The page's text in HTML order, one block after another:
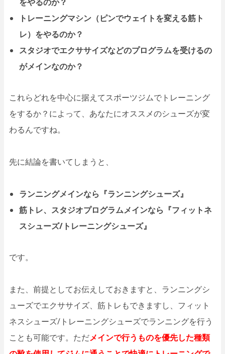
トレーニングマシン（ピンでウェイトを変える筋ト
レ）をやるのか？
スタジオでエクササイズなどのプログラムを受けるの
がメインなのか？
これらどれを中心に据えてスポーツジムでトレーニング
をするか？によって、あなたにオススメのシューズが変
わるんですね。
先に結論を書いてしまうと、
ランニングメインなら『ランニングシューズ』
筋トレ、スタジオプログラムメインなら『フィットネ
スシューズ/トレーニングシューズ』
です。
また、前提としてお伝えしておきますと、ランニングシ
ューズでエクササイズ、筋トレもできますし、フィット
ネスシューズ/トレーニングシューズでランニングを行う
ことも可能です。ただメインで行うものを優先した種類